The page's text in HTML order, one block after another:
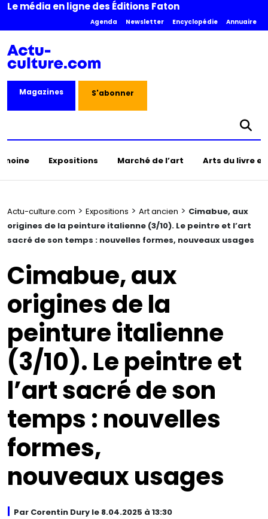
Le média en ligne des Éditions Faton
Agenda Newsletter Encyclopédie Annuaire
Magazines S'abonner
Expositions Marché de l’art Arts du livre
Actu-culture.com > Expositions > Art ancien > Cimabue, aux
origines de la peinture italienne (3/10). Le peintre et l’art
sacré de son temps : nouvelles formes, nouveaux usages
Cimabue, aux
origines de la
peinture italienne
(3/10). Le peintre et
l’art sacré de son
temps : nouvelles
formes,
nouveaux usages
Par Corentin Dury le 8.04.2025 à 13:30